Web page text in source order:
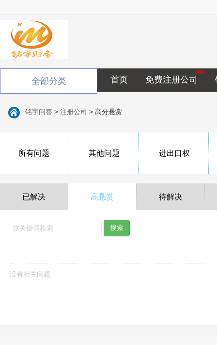
全部分类 首页 免费注册公司
铭宇问答 > 注册公司 > 高分悬赏
所有问题 其他问题 进出口权
已解决 高悬赏 待解决
搜索
没有相关问题